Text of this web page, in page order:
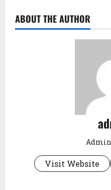
ABOUT THE AUTHOR
Visit Website